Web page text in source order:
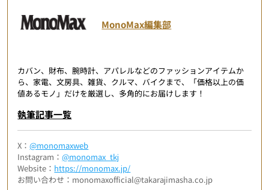
MonoMax編集部
カバン、財布、腕時計、アパレルなどのファッションアイテムか
ら、家電、文房具、雑貨、クルマ、バイクまで、「価格以上の価
値あるモノ」だけを厳選し、多角的にお届けします！
執筆記事一覧
X：@monomaxweb
Instagram：@monomax_tkj
Website： https://monomax.jp/
お問い合わせ：monomaxofficial@takarajimasha.co.jp